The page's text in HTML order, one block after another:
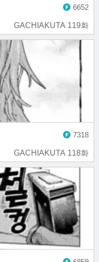
GACHIAKUTA 119화
6652
GACHIAKUTA 118화
7318